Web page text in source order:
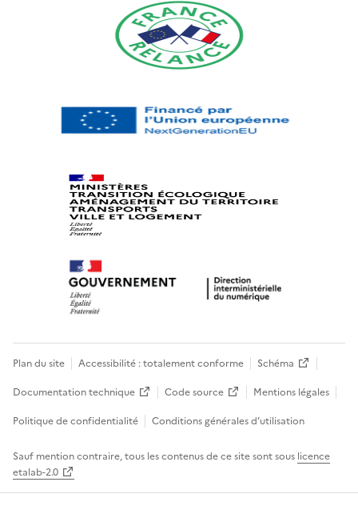
Plan du site Accessibilité : totalement conforme
Schéma
Documentation technique
Code source
Mentions légales
Politique de confidentialité
Conditions générales d’utilisation
Sauf mention contraire, tous les contenus de ce site sont sous licence
etalab-2.0